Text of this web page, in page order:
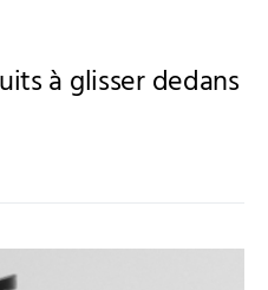
à glisser dedans